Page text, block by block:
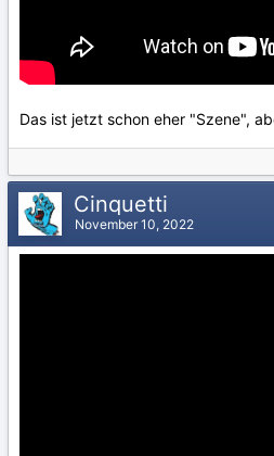
Das ist jetzt schon eher "Szene",
Cinquetti
November 10, 2022